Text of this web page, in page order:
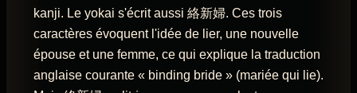
kanji. Le yokai s'écrit aussi 絡新婦. Ces trois
caractères évoquent l'idée de lier, une nouvelle
épouse et une femme, ce qui explique la traduction
anglaise courante « binding bride » (mariée qui lie).